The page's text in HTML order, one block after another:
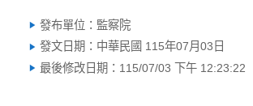
發布單位：監察院
發文日期：中華民國 115年07月03日
最後修改日期：115/07/03 下午 12:23:22